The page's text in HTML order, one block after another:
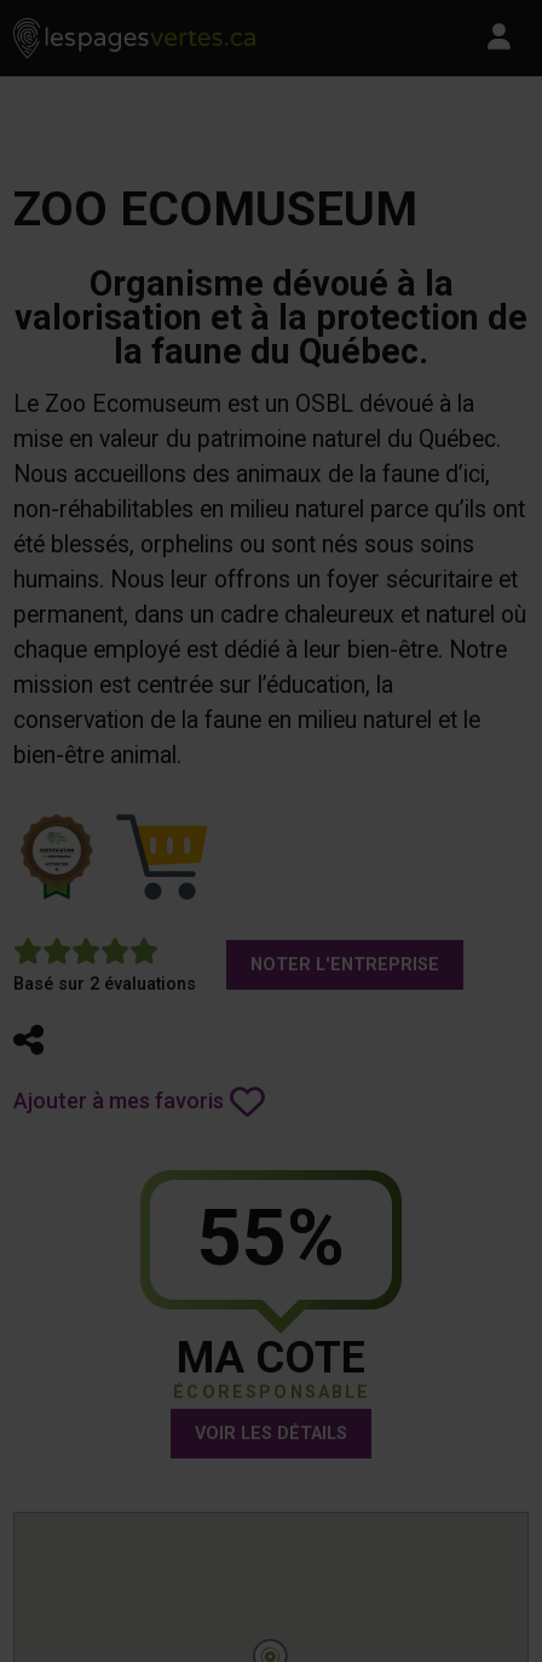
Skip to content
Les Pages Vertes - Go to homepage
ZOO ECOMUSEUM
Organisme dévoué à la
valorisation et à la protection de
la faune du Québec.
Le Zoo Ecomuseum est un OSBL dévoué à la
mise en valeur du patrimoine naturel du Québec.
Nous accueillons des animaux de la faune d’ici,
non-réhabilitables en milieu naturel parce qu’ils ont
été blessés, orphelins ou sont nés sous soins
humains. Nous leur offrons un foyer sécuritaire et
permanent, dans un cadre chaleureux et naturel où
chaque employé est dédié à leur bien-être. Notre
mission est centrée sur l’éducation, la
conservation de la faune en milieu naturel et le
bien-être animal.
5
Basé sur 2 évaluations
NOTER L'ENTREPRISE
Partager
Ajouter à mes favoris
55%
MA COTE
ÉCORESPONSABLE
VOIR LES DÉTAILS